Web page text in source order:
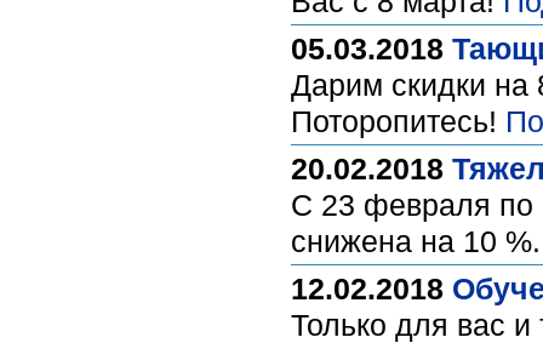
05.03.2018
Дарим скидки на
Поторопитесь!
20.02.2018
С 23 февраля по
снижена на 10
12.02.2018
Только для вас